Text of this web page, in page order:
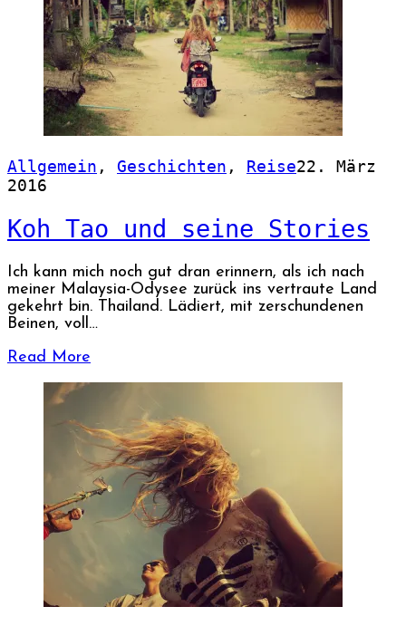
Allgemein , Geschichten , Reise22. März
2016
Koh Tao und seine Stories
Ich kann mich noch gut dran erinnern, als ich nach
meiner Malaysia-Odysee zurück ins vertraute Land
gekehrt bin. Thailand. Lädiert, mit zerschundenen
Beinen, voll…
Read More